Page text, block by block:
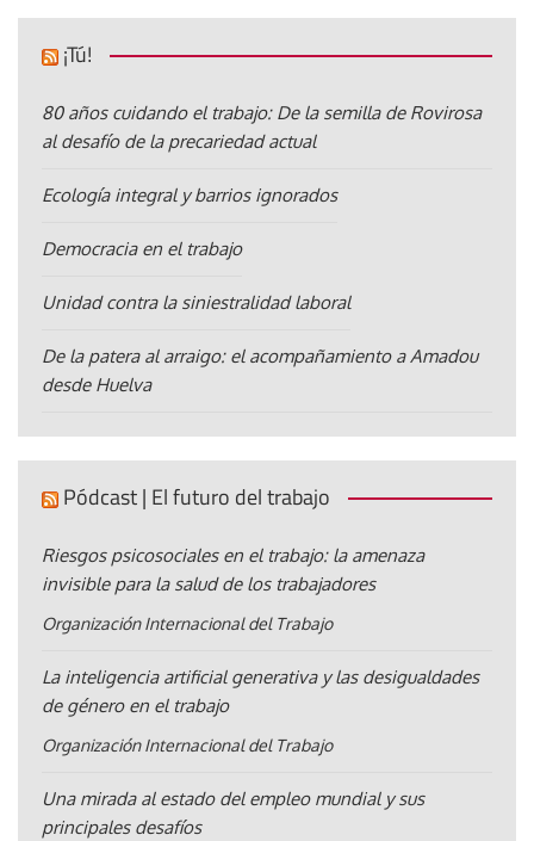
¡Tú!
80 años cuidando el trabajo: De la semilla de Rovirosa
al desafío de la precariedad actual
Ecología integral y barrios ignorados
Democracia en el trabajo
Unidad contra la siniestralidad laboral
De la patera al arraigo: el acompañamiento a Amadou
desde Huelva
Pódcast | El futuro del trabajo
Riesgos psicosociales en el trabajo: la amenaza
invisible para la salud de los trabajadores
Organización Internacional del Trabajo
La inteligencia artificial generativa y las desigualdades
de género en el trabajo
Organización Internacional del Trabajo
Una mirada al estado del empleo mundial y sus
principales desafíos